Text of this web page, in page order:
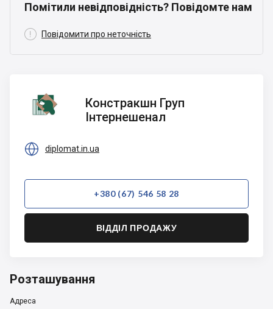
Помітили невідповідність? Повідомте нам
 Повідомити про неточність
Констракшн
Груп
Інтернешенал
Констракшн Груп
Інтернешенал
 diplomat.in.ua
+380 (67) 546 58 28
ВІДДІЛ ПРОДАЖУ
Розташування
Адреса